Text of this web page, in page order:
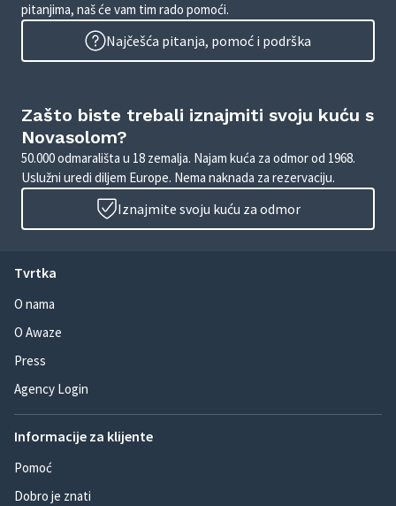
pitanjima, naš će vam tim rado pomoći.
Najčešća pitanja, pomoć i podrška
Zašto biste trebali iznajmiti svoju kuću s
Novasolom?
50.000 odmarališta u 18 zemalja. Najam kuća za odmor od 1968.
Uslužni uredi diljem Europe. Nema naknada za rezervaciju.
Iznajmite svoju kuću za odmor
Tvrtka
O nama
O Awaze
Press
Agency Login
Informacije za klijente
Pomoć
Dobro je znati